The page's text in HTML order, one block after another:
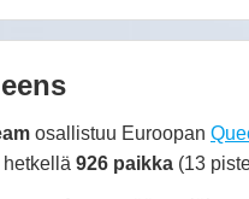
osallistuu Euroopan
926 paikka (13